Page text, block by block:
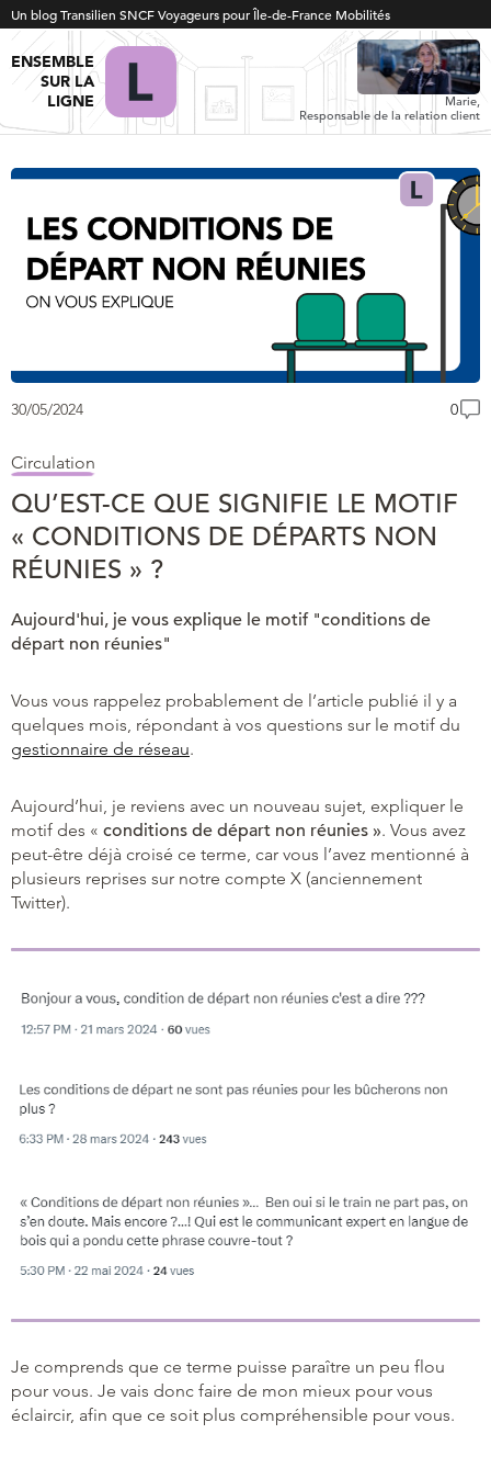
Un blog Transilien SNCF Voyageurs pour Île-de-France Mobilités
ENSEMBLE
SUR LA
LIGNE
Marie,
Responsable de la relation client
30/05/2024 0
Circulation
QU’EST-CE QUE SIGNIFIE LE MOTIF
« CONDITIONS DE DÉPARTS NON
RÉUNIES » ?
Aujourd'hui, je vous explique le motif "conditions de
départ non réunies"
Vous vous rappelez probablement de l’article publié il y a
quelques mois, répondant à vos questions sur le motif du
gestionnaire de réseau.
Aujourd’hui, je reviens avec un nouveau sujet, expliquer le
motif des « conditions de départ non réunies ». Vous avez
peut-être déjà croisé ce terme, car vous l’avez mentionné à
plusieurs reprises sur notre compte X (anciennement
Twitter).
Je comprends que ce terme puisse paraître un peu flou
pour vous. Je vais donc faire de mon mieux pour vous
éclaircir, afin que ce soit plus compréhensible pour vous.